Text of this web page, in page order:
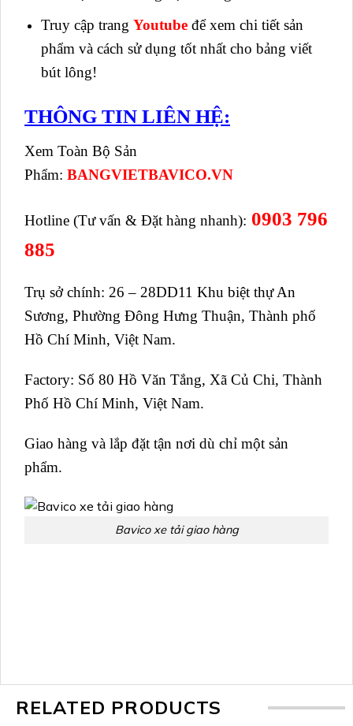
Truy cập trang Youtubeđể xem chi tiết sản
phẩm và cách sử dụng tốt nhất cho bảng viết
bút lông!
THÔNG TIN LIÊN HỆ:
Xem Toàn Bộ Sản
Phẩm: BANGVIETBAVICO.VN
Hotline (Tư vấn & Đặt hàng nhanh): 0903 796
885
Trụ sở chính: 26 – 28DD11 Khu biệt thự An
Sương, Phường Đông Hưng Thuận, Thành phố
Hồ Chí Minh, Việt Nam.
Factory: Số 80 Hồ Văn Tắng, Xã Củ Chi, Thành
Phố Hồ Chí Minh, Việt Nam.
Giao hàng và lắp đặt tận nơi dù chỉ một sản
phẩm.
Bavico xe tải giao hàng
RELATED PRODUCTS